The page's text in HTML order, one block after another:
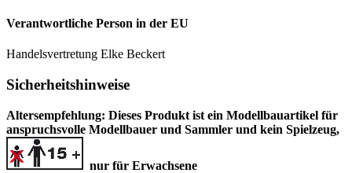
Verantwortliche Person in der EU
Handelsvertretung Elke Beckert
Sicherheitshinweise
Altersempfehlung: Dieses Produkt ist ein Modellbauartikel für
anspruchsvolle Modellbauer und Sammler und kein Spielzeug,
nur für Erwachsene